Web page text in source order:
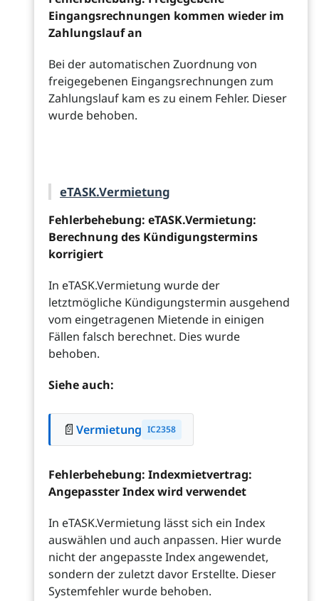
Eingangsrechnungen kommen wieder im
Zahlungslauf an
Bei der automatischen Zuordnung von
freigegebenen Eingangsrechnungen zum
Zahlungslauf kam es zu einem Fehler. Dieser
wurde behoben.
eTASK.Vermietung
Fehlerbehebung: eTASK.Vermietung:
Berechnung des Kündigungstermins
korrigiert
In eTASK.Vermietung wurde der
letztmögliche Kündigungstermin ausgehend
vom eingetragenen Mietende in einigen
Fällen falsch berechnet. Dies wurde
behoben.
Siehe auch:
📄 Vermietung IC2358
Fehlerbehebung: Indexmietvertrag:
Angepasster Index wird verwendet
In eTASK.Vermietung lässt sich ein Index
auswählen und auch anpassen. Hier wurde
nicht der angepasste Index angewendet,
sondern der zuletzt davor Erstellte. Dieser
Systemfehler wurde behoben.